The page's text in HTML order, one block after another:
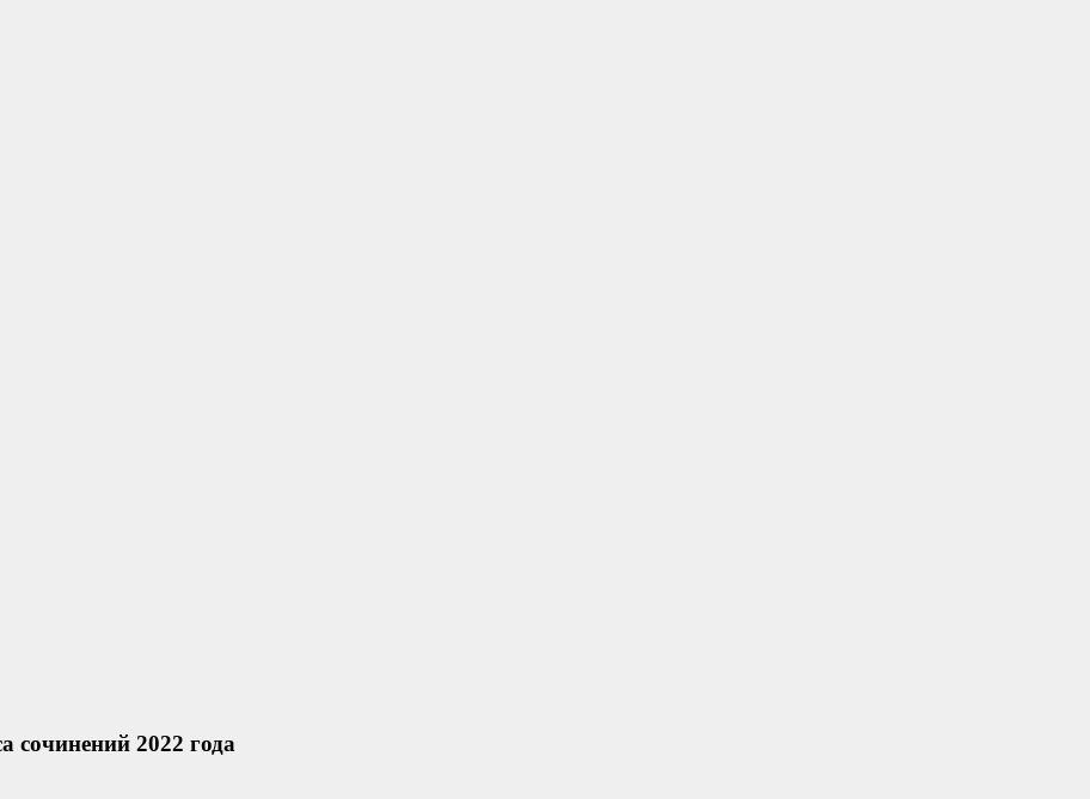
сочинений 2022 года